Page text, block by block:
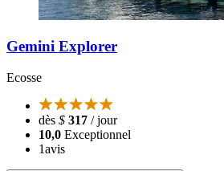
Gemini Explorer
Ecosse
dès $ 317 / jour
10,0 Exceptionnel
1avis